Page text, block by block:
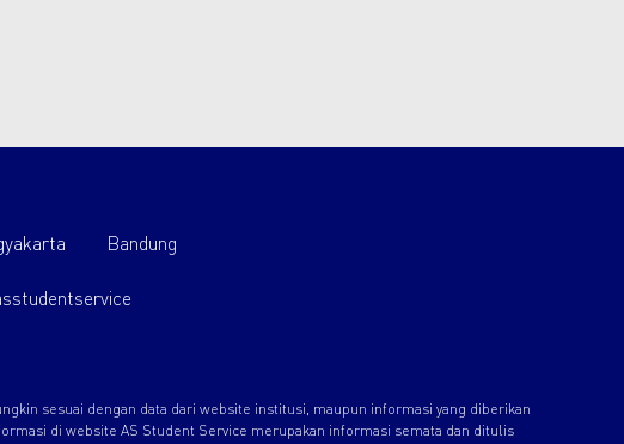
Bandung
sesuai dengan data dari website institusi, maupun informasi yang diberikan
di website AS Student Service merupakan informasi semata dan ditulis